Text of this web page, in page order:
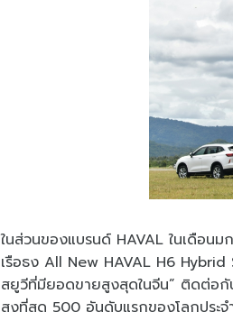
ในส่วนของแบรนด์ HAVAL ในเดือน
เรือธง All New HAVAL H6
สยูวีที่มียอดขายสูงสุดในจีน” ติดต่อ